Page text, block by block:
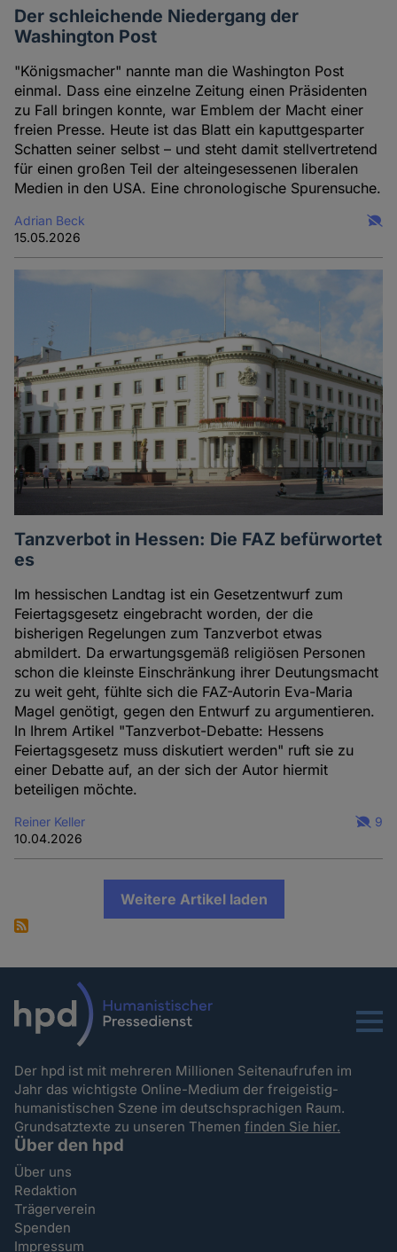
Der schleichende Niedergang der
Washington Post
"Königsmacher" nannte man die Washington Post
einmal. Dass eine einzelne Zeitung einen Präsidenten
zu Fall bringen konnte, war Emblem der Macht einer
freien Presse. Heute ist das Blatt ein kaputtgesparter
Schatten seiner selbst – und steht damit stellvertretend
für einen großen Teil der alteingesessenen liberalen
Medien in den USA. Eine chronologische Spurensuche.
Adrian Beck
15.05.2026
Tanzverbot in Hessen: Die FAZ befürwortet
es
Im hessischen Landtag ist ein Gesetzentwurf zum
Feiertagsgesetz eingebracht worden, der die
bisherigen Regelungen zum Tanzverbot etwas
abmildert. Da erwartungsgemäß religiösen Personen
schon die kleinste Einschränkung ihrer Deutungsmacht
zu weit geht, fühlte sich die FAZ-Autorin Eva-Maria
Magel genötigt, gegen den Entwurf zu argumentieren.
In Ihrem Artikel "Tanzverbot-Debatte: Hessens
Feiertagsgesetz muss diskutiert werden" ruft sie zu
einer Debatte auf, an der sich der Autor hiermit
beteiligen möchte.
Reiner Keller
10.04.2026
9
Weitere Artikel laden
Menu
Der hpd ist mit mehreren Millionen Seitenaufrufen im
Jahr das wichtigste Online-Medium der freigeistig-
humanistischen Szene im deutschsprachigen Raum.
Grundsatztexte zu unseren Themenfinden Sie hier.
Über den hpd
Über uns
Redaktion
Trägerverein
Spenden
Impressum